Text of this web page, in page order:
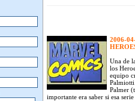
2006-
Una de
los
equipo
Palmer
importante era saber si esa